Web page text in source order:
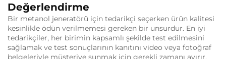
Değerlendirme
Bir metanol jeneratörü için tedarikçi seçerken ürün kalitesi
kesinlikle ödün verilmemesi gereken bir unsurdur. En iyi
tedarikçiler, her birimin kapsamlı şekilde test edilmesini
sağlamak ve test sonuçlarının kanıtını video veya fotoğraf
belgeleriyle müşteriye sunmak için gerekli zamanı ayırır.